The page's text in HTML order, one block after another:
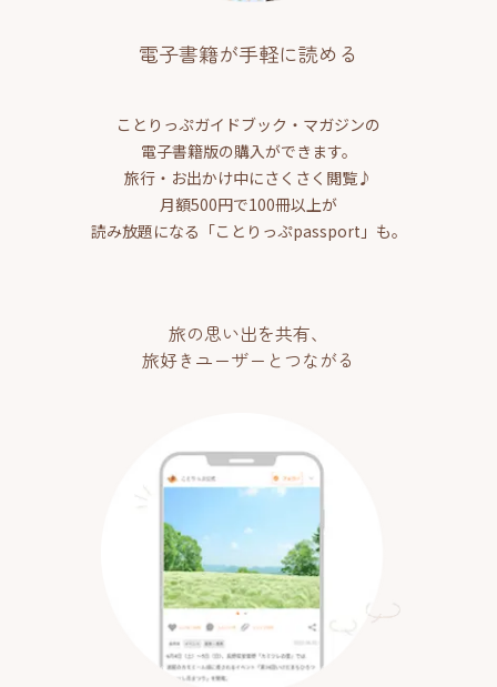
電子書籍が手軽に読める
ことりっぷガイドブック・マガジンの
電子書籍版の購入ができます。
旅行・お出かけ中にさくさく閲覧♪
月額500円で100冊以上が
読み放題になる「ことりっぷpassport」も。
旅の思い出を共有、
旅好きユーザーとつながる